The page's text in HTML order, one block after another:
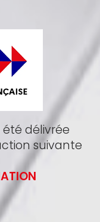
délivrée
suivante